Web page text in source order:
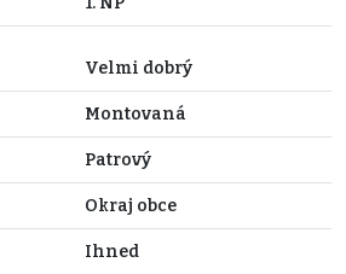
Velmi dobrý
Montovaná
Patrový
Okraj obce
Ihned